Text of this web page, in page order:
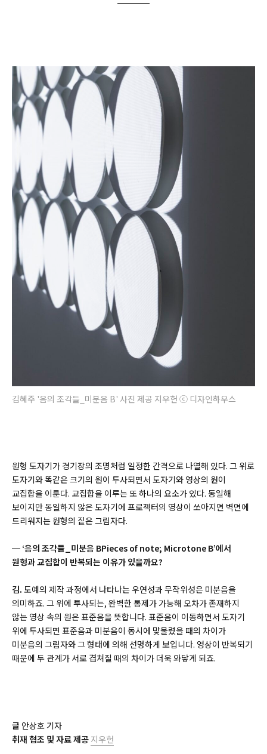
김혜주 '음의 조각들_미분음 B' 사진 제공 지우헌 ⓒ 디자인하우스
원형 도자기가 경기장의 조명처럼 일정한 간격으로 나열해 있다. 그 위로
도자기와 똑같은 크기의 원이 투사되면서 도자기와 영상의 원이
교집합을 이룬다. 교집합을 이루는 또 하나의 요소가 있다. 동일해
보이지만 동일하지 않은 도자기에 프로젝터의 영상이 쏘아지면 벽면에
드리워지는 원형의 짙은 그림자다.
─ ‘음의 조각들_미분음 BPieces of note; Microtone B’에서
원형과 교집합이 반복되는 이유가 있을까요?
김. 도예의 제작 과정에서 나타나는 우연성과 무작위성은 미분음을
의미하죠. 그 위에 투사되는, 완벽한 통제가 가능해 오차가 존재하지
않는 영상 속의 원은 표준음을 뜻합니다. 표준음이 이동하면서 도자기
위에 투사되면 표준음과 미분음이 동시에 맞물렸을 때의 차이가
미분음의 그림자와 그 형태에 의해 선명하게 보입니다. 영상이 반복되기
때문에 두 관계가 서로 겹쳐질 때의 차이가 더욱 와닿게 되죠.
글 안상호 기자
취재 협조 및 자료 제공 지우헌